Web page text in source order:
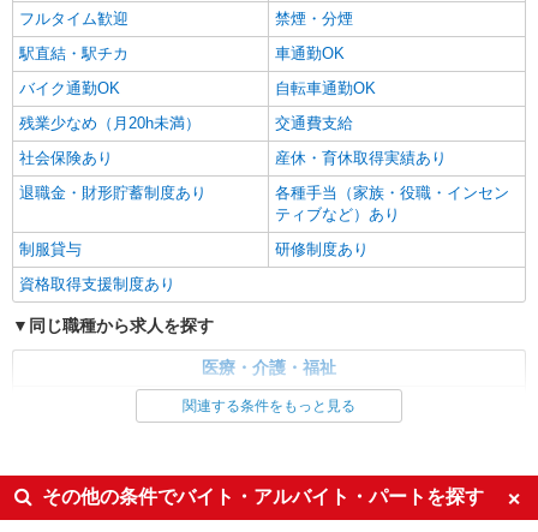
茅野市ほか 周辺エリア多数
キープ 詳細を見る
フルタイム歓迎
禁煙・分煙
駅直結・駅チカ
車通勤OK
バイク通勤OK
自転車通勤OK
残業少なめ（月20h未満）
交通費支給
社会保険あり
産休・育休取得実績あり
退職金・財形貯蓄制度あり
各種手当（家族・役職・インセン
ティブなど）あり
制服貸与
研修制度あり
資格取得支援制度あり
同じ職種から求人を探す
医療・介護・福祉
未経験歓迎
ミドル（40代～）活躍中
ボーナス・賞与あり
車通勤OK
関連する条件をもっと見る
その他の条件でバイト・アルバイト・パートを探す